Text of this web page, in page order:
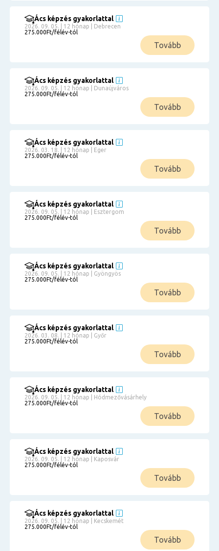
Ács képzés gyakorlattal
2026. 09. 05. | 12 hónap | Debrecen
275.000Ft/félév-tól
Tovább
Ács képzés gyakorlattal
2026. 09. 05. | 12 hónap | Dunaújváros
275.000Ft/félév-tól
Tovább
Ács képzés gyakorlattal
2026. 03. 18. | 12 hónap | Eger
275.000Ft/félév-tól
Tovább
Ács képzés gyakorlattal
2026. 09. 05. | 12 hónap | Esztergom
275.000Ft/félév-tól
Tovább
Ács képzés gyakorlattal
2026. 09. 05. | 12 hónap | Gyöngyös
275.000Ft/félév-tól
Tovább
Ács képzés gyakorlattal
2026. 03. 08. | 12 hónap | Győr
275.000Ft/félév-tól
Tovább
Ács képzés gyakorlattal
2026. 09. 05. | 12 hónap | Hódmezővásárhely
275.000Ft/félév-tól
Tovább
Ács képzés gyakorlattal
2026. 09. 05. | 12 hónap | Kaposvár
275.000Ft/félév-tól
Tovább
Ács képzés gyakorlattal
2026. 09. 05. | 12 hónap | Kecskemét
275.000Ft/félév-tól
Tovább